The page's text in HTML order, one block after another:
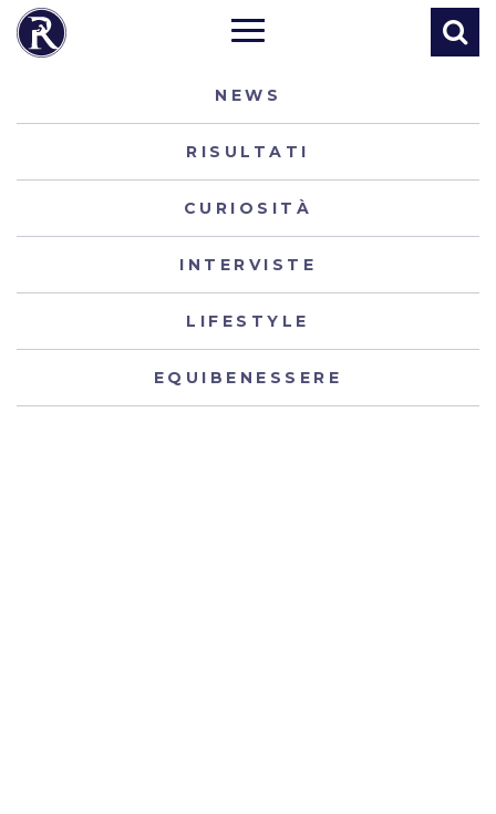
NEWS
RISULTATI
CURIOSITÀ
INTERVISTE
LIFESTYLE
EQUIBENESSERE